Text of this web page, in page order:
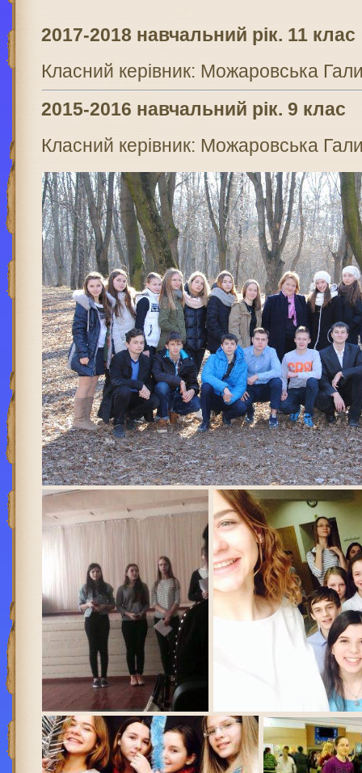
2017-2018 навчальний рік. 11 клас
Класний керівник: Можаровська
2015-2016 навчальний рік. 9 клас
Класний керівник: Можаровська